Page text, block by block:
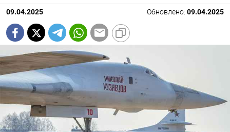
09.04.2025 Обновлено: 09.04.2025